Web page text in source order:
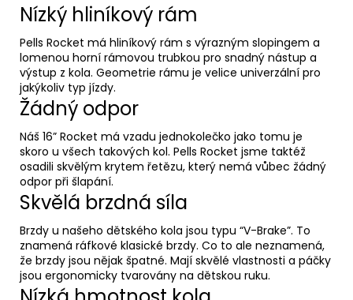
Nízký hliníkový rám
Pells Rocket má hliníkový rám s výrazným slopingem a
lomenou horní rámovou trubkou pro snadný nástup a
výstup z kola. Geometrie rámu je velice univerzální pro
jakýkoliv typ jízdy.
Žádný odpor
Náš 16” Rocket má vzadu jednokolečko jako tomu je
skoro u všech takových kol. Pells Rocket jsme taktéž
osadili skvělým krytem řetězu, který nemá vůbec žádný
odpor při šlapání.
Skvělá brzdná síla
Brzdy u našeho dětského kola jsou typu “V-Brake”. To
znamená ráfkové klasické brzdy. Co to ale neznamená,
že brzdy jsou nějak špatné. Mají skvělé vlastnosti a páčky
jsou ergonomicky tvarovány na dětskou ruku.